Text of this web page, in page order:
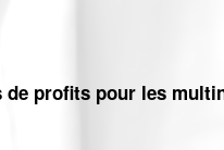
de profits pour les